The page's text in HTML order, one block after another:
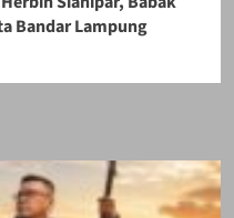
Bandar Lampung